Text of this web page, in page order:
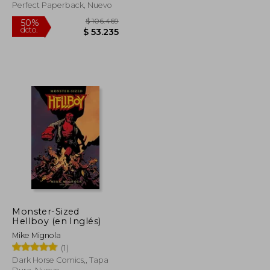
$ 141.199
$ 70.600
Perfect Paperback, Nuevo
Monster-Sized
Hellboy (en Inglés)
Mike Mignola
(1)
Dark Horse Comics,, Tapa